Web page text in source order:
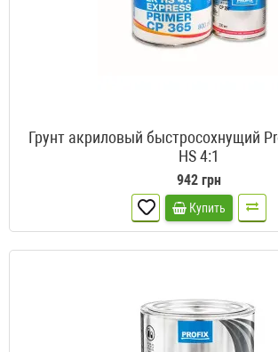
Грунт акриловый быстросохнущий
HS 4:1
942 грн
Купить